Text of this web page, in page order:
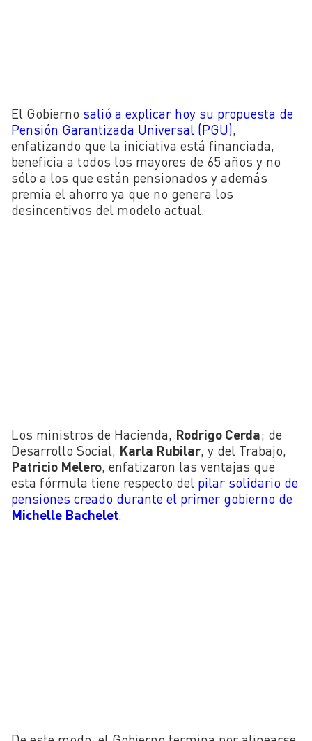
El Gobierno salió a explicar hoy su propuesta de
Pensión Garantizada Universal (PGU)
enfatizando que la iniciativa está financiada,
beneficia a todos los mayores de 65 años y no
sólo a los que están pensionados y además
premia el ahorro ya que no genera los
desincentivos del modelo actual.
Los ministros de Hacienda, Rodrigo Cerda; de
Desarrollo Social, Karla Rubilar, y del Trabajo,
Patricio Melero, enfatizaron las ventajas que
esta fórmula tiene respecto del pilar solidario de
pensiones creado durante el primer gobierno de
Michelle Bachelet.